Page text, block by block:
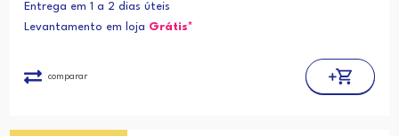
Entrega em 1 a 2 dias úteis
Levantamento em loja Grátis*
comparar